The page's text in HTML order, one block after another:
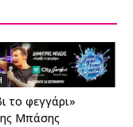
το φεγγάρι»
Μπάσης